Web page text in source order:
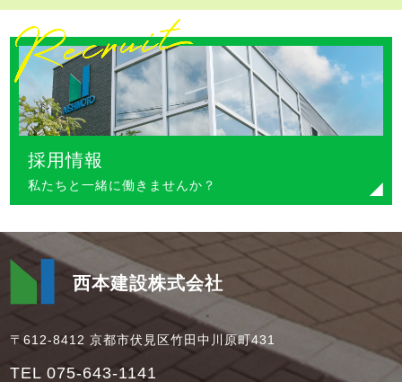
採用情報
私たちと一緒に働きませんか？
西本建設株式会社
〒612-8412 京都市伏見区竹田中川原町431
TEL 075-643-1141